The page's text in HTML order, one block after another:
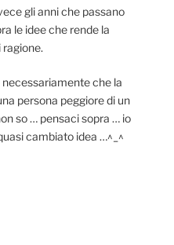
gli anni che passano
le idee che rende la
ragione.
che la
persona peggiore di un
so … pensaci sopra … io
cambiato idea …^_^